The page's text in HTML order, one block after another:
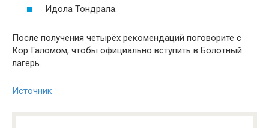
Идола Тондрала.
После получения четырёх рекомендаций поговорите с
Кор Галомом, чтобы официально вступить в Болотный
лагерь.
Источник